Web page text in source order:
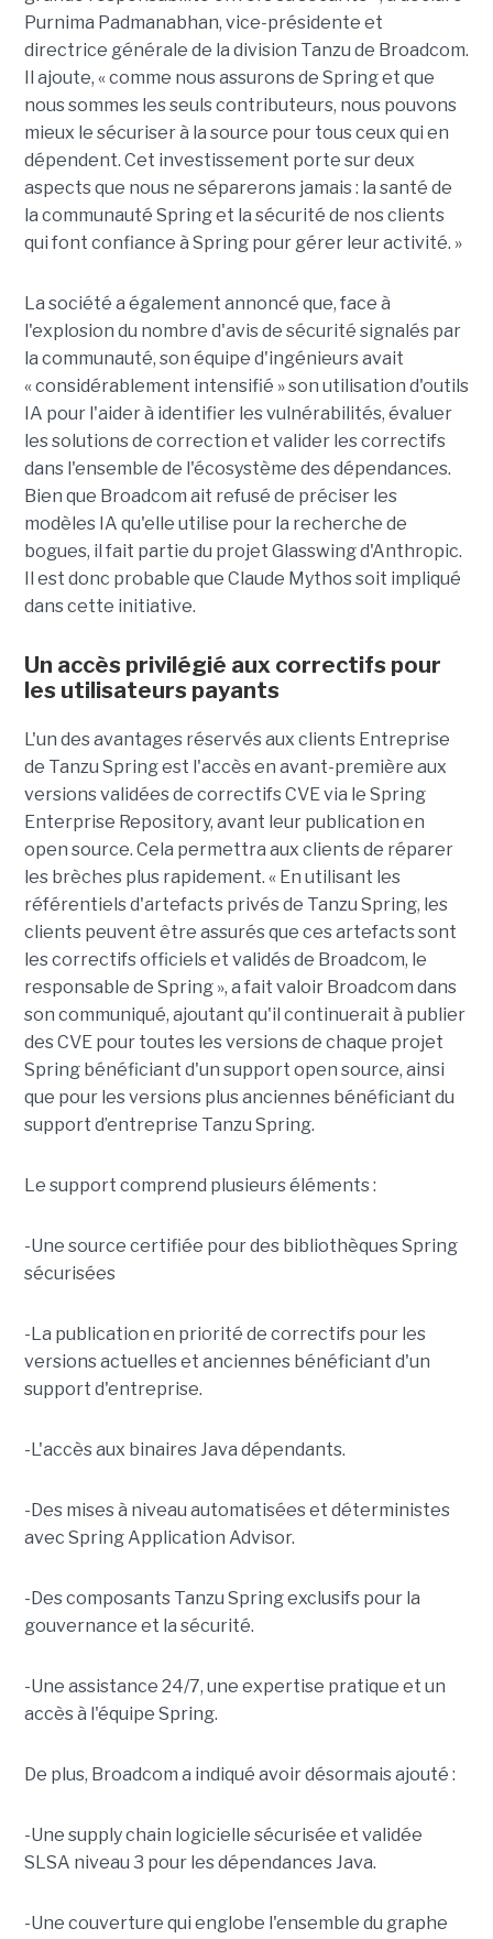
Purnima Padmanabhan, vice-présidente et
directrice générale de la division Tanzu de Broadcom.
Il ajoute, « comme nous assurons de Spring et que
nous sommes les seuls contributeurs, nous pouvons
mieux le sécuriser à la source pour tous ceux qui en
dépendent. Cet investissement porte sur deux
aspects que nous ne séparerons jamais : la santé de
la communauté Spring et la sécurité de nos clients
qui font confiance à Spring pour gérer leur activité. »
La société a également annoncé que, face à
l'explosion du nombre d'avis de sécurité signalés par
la communauté, son équipe d'ingénieurs avait
« considérablement intensifié » son utilisation d'outils
IA pour l'aider à identifier les vulnérabilités, évaluer
les solutions de correction et valider les correctifs
dans l'ensemble de l'écosystème des dépendances.
Bien que Broadcom ait refusé de préciser les
modèles IA qu'elle utilise pour la recherche de
bogues, il fait partie du projet Glasswing d'Anthropic.
Il est donc probable que Claude Mythos soit impliqué
dans cette initiative.
Un accès privilégié aux correctifs pour
les utilisateurs payants
L'un des avantages réservés aux clients Entreprise
de Tanzu Spring est l'accès en avant-première aux
versions validées de correctifs CVE via le Spring
Enterprise Repository, avant leur publication en
open source. Cela permettra aux clients de réparer
les brèches plus rapidement. « En utilisant les
référentiels d'artefacts privés de Tanzu Spring, les
clients peuvent être assurés que ces artefacts sont
les correctifs officiels et validés de Broadcom, le
responsable de Spring », a fait valoir Broadcom dans
son communiqué, ajoutant qu'il continuerait à publier
des CVE pour toutes les versions de chaque projet
Spring bénéficiant d'un support open source, ainsi
que pour les versions plus anciennes bénéficiant du
support d’entreprise Tanzu Spring.
Le support comprend plusieurs éléments :
-Une source certifiée pour des bibliothèques Spring
sécurisées
-La publication en priorité de correctifs pour les
versions actuelles et anciennes bénéficiant d'un
support d'entreprise.
-L'accès aux binaires Java dépendants.
-Des mises à niveau automatisées et déterministes
avec Spring Application Advisor.
-Des composants Tanzu Spring exclusifs pour la
gouvernance et la sécurité.
-Une assistance 24/7, une expertise pratique et un
accès à l'équipe Spring.
De plus, Broadcom a indiqué avoir désormais ajouté :
-Une supply chain logicielle sécurisée et validée
SLSA niveau 3 pour les dépendances Java.
-Une couverture qui englobe l'ensemble du graphe